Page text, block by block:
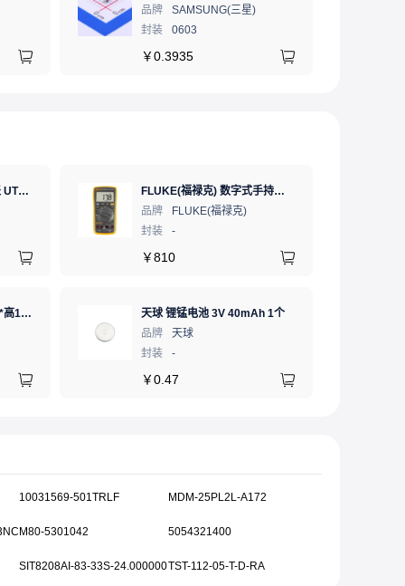
品牌
SAMSUNG(三星)
封装
0603
￥0.3935
优利德 数字式手持万用表 UT890C NCV;三极管测试;二极管测试;火线辨别;真有效值;通断测试
FLUKE(福禄克) 数字式手持万用表 17B MAX-01/CN 二极管测试;相对值;通断测试
品牌
FLUKE(福禄克)
封装
-
￥810
ICT，屏蔽夹 ，长5.2mm*高1.28mm，ICSRC52128SFR
天球 锂锰电池 3V 40mAh 1个
品牌
天球
封装
-
￥0.47
10031569-501TRLF MDM-25PL2L-A172
M80-5301042 5054321400
SIT8208AI-83-33S-24.000000TST-112-05-T-D-RA